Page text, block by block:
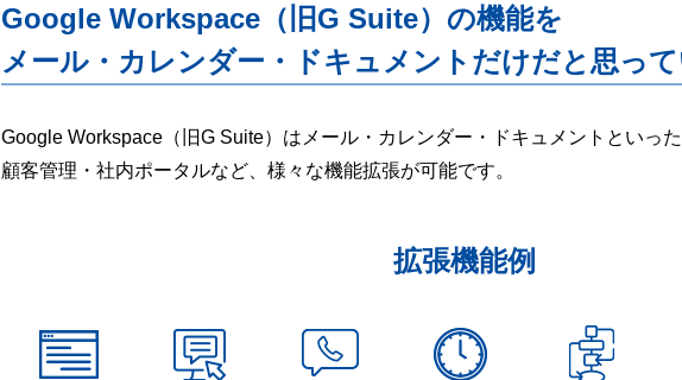
Google Workspace（旧G Suite）の機能を
メール・カレンダー・ドキュメントだけだと思っ
Google Workspace（旧G Suite）はメール・カレンダー・ドキュメントといった
顧客管理・社内ポータルなど、様々な機能拡張が可能です。
拡張機能例